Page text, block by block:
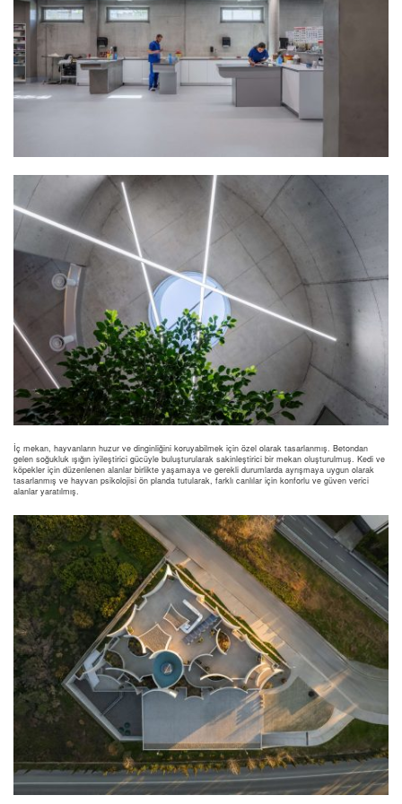
İç mekan, hayvanların huzur ve dinginliğini koruyabilmek için özel olarak tasarlanmış. Betondan
gelen soğukluk ışığın iyileştirici gücüyle buluşturularak sakinleştirici bir mekan oluşturulmuş. Kedi ve
köpekler için düzenlenen alanlar birlikte yaşamaya ve gerekli durumlarda ayrışmaya uygun olarak
tasarlanmış ve hayvan psikolojisi ön planda tutularak, farklı canlılar için konforlu ve güven verici
alanlar yaratılmış.